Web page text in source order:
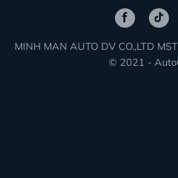
MINH MAN AUTO DV CO.,LTD
© 2021 -